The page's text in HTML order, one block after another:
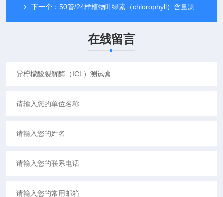
下一个：50管/24样植物叶绿素（chlorophyll）含量测试盒
在线留言